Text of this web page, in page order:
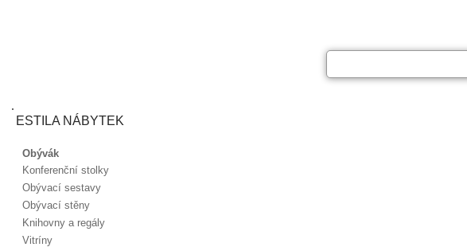
ESTILA NÁBYTEK
Obývák
Konferenční stolky
Obývací sestavy
Obývací stěny
Knihovny a regály
Vitríny